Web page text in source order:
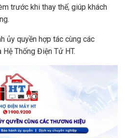
trước khi thay thế, giúp khách
ủy quyền hợp tác cùng các
Thống Điện Tử HT.